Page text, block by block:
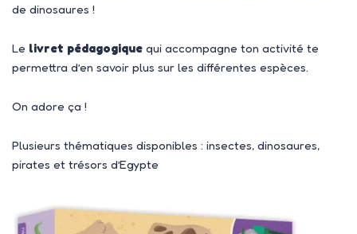
de dinosaures !
Le livret pédagogique qui accompagne ton activité te
permettra d’en savoir plus sur les différentes espèces.
On adore ça !
Plusieurs thématiques disponibles : insectes, dinosaures,
pirates et trésors d’Egypte